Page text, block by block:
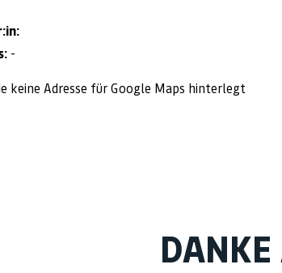
-
keine Adresse für Google Maps hinterlegt
DANKE